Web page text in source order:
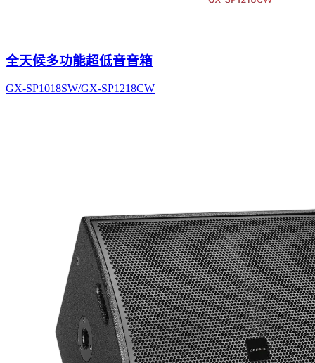
全天候多功能超低音音箱
GX-SP1018SW/GX-SP1218CW